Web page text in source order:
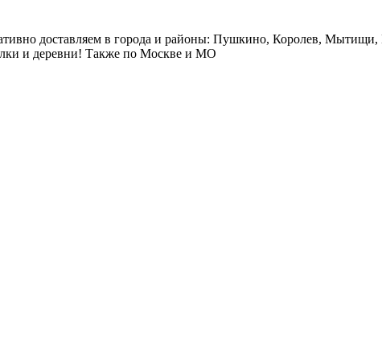
доставляем в города и районы: Пушкино, Королев,
и деревни! Также по Москве и МО